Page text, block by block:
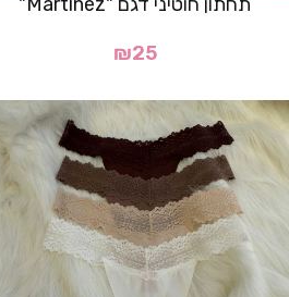
₪25